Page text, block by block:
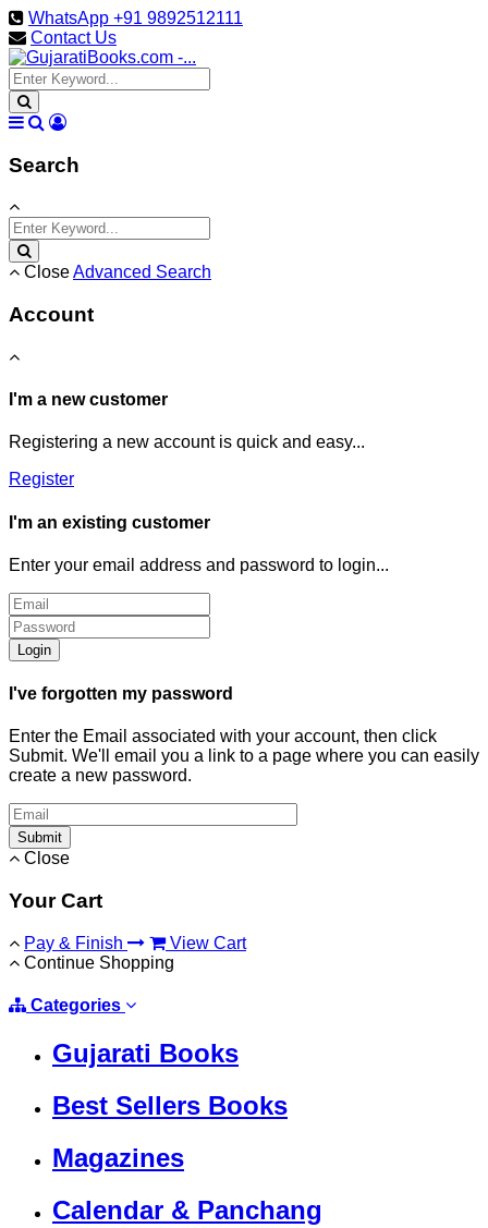
WhatsApp +91 9892512111
Contact Us
Search
CloseAdvanced Search
Account
I'm a new customer
Registering a new account is quick and easy...
Register
I'm an existing customer
Enter your email address and password to login...
Login
I've forgotten my password
Enter the Email associated with your account, then click
Submit. We'll email you a link to a page where you can easily
create a new password.
Submit
Close
Your Cart
Pay & Finish
View Cart
Continue Shopping
Categories
Gujarati Books
Best Sellers Books
Magazines
Calendar & Panchang